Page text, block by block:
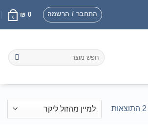
התחבר / הרשמה ₪ 0
0
חיפוש
עבור:
ממוין
לפי